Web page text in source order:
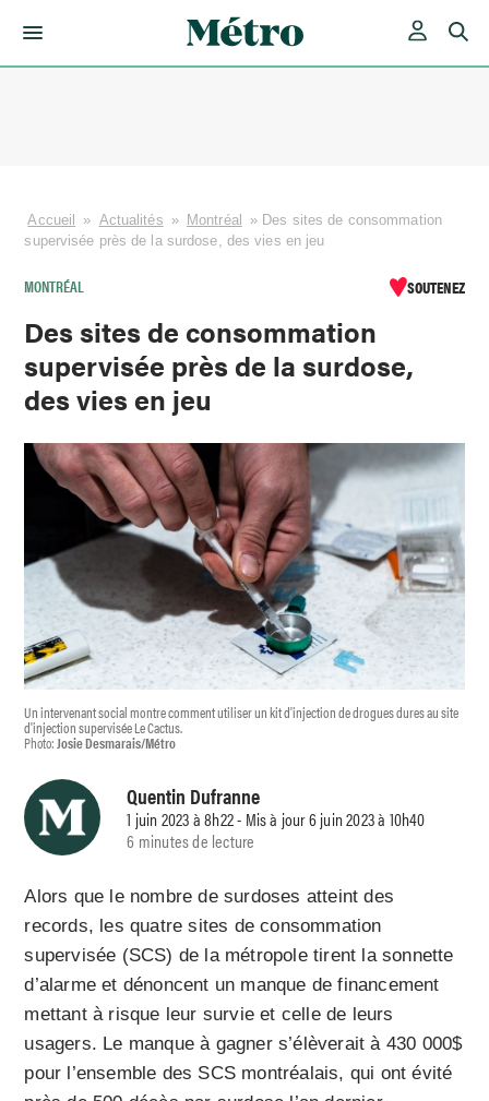
Accueil » Actualités » Montréal » Des sites de consommation
supervisée près de la surdose, des vies en jeu
MONTRÉAL SOUTENEZ
Des sites de consommation
supervisée près de la surdose,
des vies en jeu
Un intervenant social montre comment utiliser un kit d'injection de drogues dures au site
d'injection supervisée Le Cactus.
Photo:Josie Desmarais/Métro
Quentin Dufranne
1 juin 2023 à 8h22 - Mis à jour 6 juin 2023 à 10h40
6 minutes de lecture
Alors que le nombre de surdoses atteint des
records, les quatre sites de consommation
supervisée (SCS) de la métropole tirent la sonnette
d’alarme et dénoncent un manque de financement
mettant à risque leur survie et celle de leurs
usagers. Le manque à gagner s’élèverait à 430 000$
pour l’ensemble des SCS montréalais, qui ont évité